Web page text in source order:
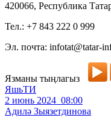
420066, Республика
Тел.: +7 843 222 0 999
Эл. почта: infotat@tatar-
Язманы тыңлагыз
ЯшьТИ
2 июнь 2024 08:00
Адилә Зыязетдинова